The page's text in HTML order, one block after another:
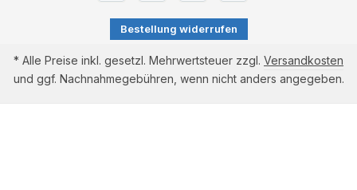
Bestellung widerrufen
* Alle Preise inkl. gesetzl. Mehrwertsteuer zzgl. Versandkosten
und ggf. Nachnahmegebühren, wenn nicht anders angegeben.